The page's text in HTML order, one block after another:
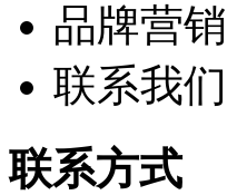
品牌营销
联系我们
联系方式